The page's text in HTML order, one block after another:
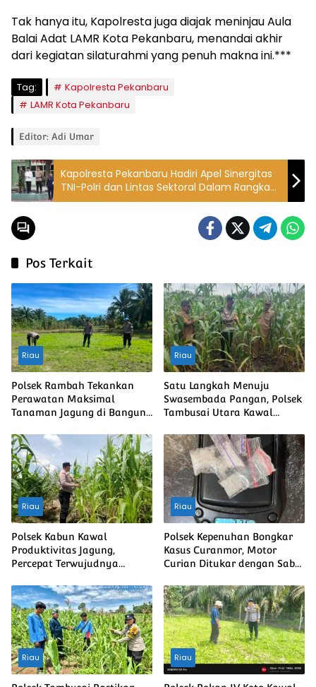
Tak hanya itu, Kapolresta juga diajak meninjau Aula
Balai Adat LAMR Kota Pekanbaru, menandai akhir
dari kegiatan silaturahmi yang penuh makna ini.***
Tag:
Kapolresta Pekanbaru
LAMR Kota Pekanbaru
Editor: Adi Umar
Kapolresta Pekanbaru Hadiri Apel Sinergitas
TNI-Polri dan Lintas Sektoral Dalam Rangka
Pemilu Damai 2024
Pos Terkait
Riau
Polsek Rambah Tekankan
Perawatan Maksimal
Tanaman Jagung di Bangun
Ketahanan Pangan Nasional
Riau
Satu Langkah Menuju
Swasembada Pangan, Polsek
Tambusai Utara Kawal
Diuji Curah Hujan
Riau
Polsek Kabun Kawal
Produktivitas Jagung,
Percepat Terwujudnya
Nasional
Riau
Polsek Kepenuhan Bongkar
Kasus Curanmor, Motor
Curian Ditukar dengan Sabu
Riau Riau